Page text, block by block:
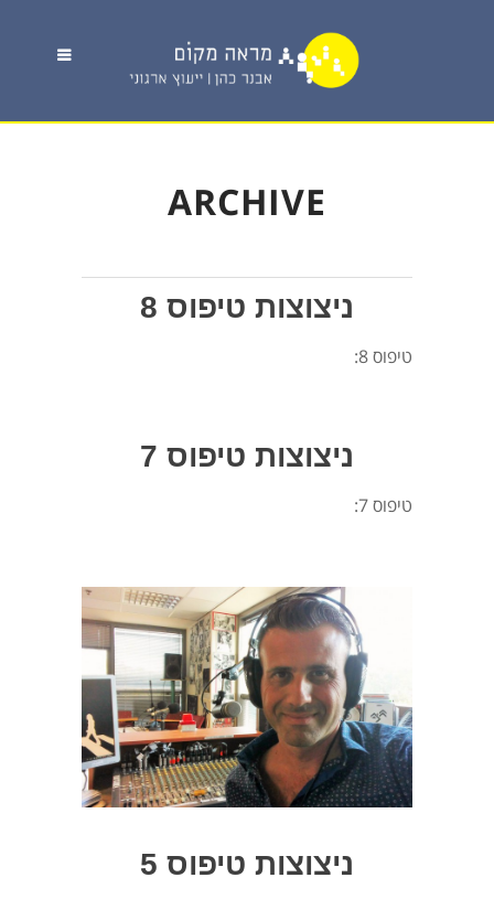
ARCHIVE
ניצוצות טיפוס 8
טיפוס 8:
ניצוצות טיפוס 7
טיפוס 7:
ניצוצות טיפוס 5